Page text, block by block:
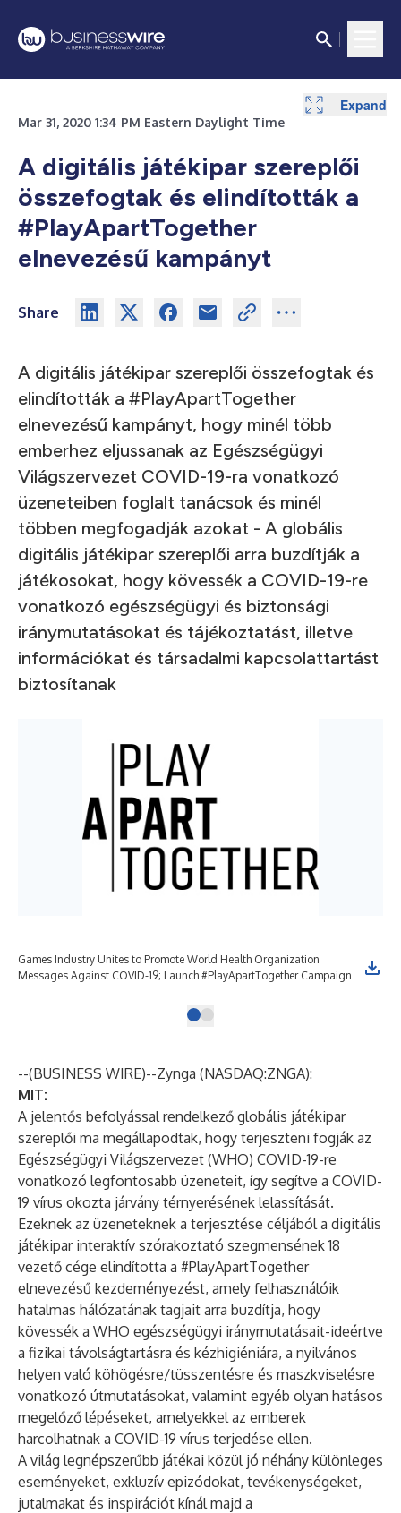
Mar 31, 2020 1:34 PM Eastern Daylight Time
A digitális játékipar szereplői
összefogtak és elindították a
#PlayApartTogether
elnevezésű kampányt
Share
A digitális játékipar szereplői összefogtak és
elindították a #PlayApartTogether
elnevezésű kampányt, hogy minél több
emberhez eljussanak az Egészségügyi
Világszervezet COVID-19-ra vonatkozó
üzeneteiben foglalt tanácsok és minél
többen megfogadják azokat - A globális
digitális játékipar szereplői arra buzdítják a
játékosokat, hogy kövessék a COVID-19-re
vonatkozó egészségügyi és biztonsági
iránymutatásokat és tájékoztatást, illetve
információkat és társadalmi kapcsolattartást
biztosítanak
Games Industry Unites to Promote World Health Organization
Messages Against COVID-19; Launch #PlayApartTogether Campaign
--(BUSINESS WIRE)--Zynga (NASDAQ:ZNGA):
MIT:
A jelentős befolyással rendelkező globális játékipar
szereplői ma megállapodtak, hogy terjeszteni fogják az
Egészségügyi Világszervezet (WHO) COVID-19-re
vonatkozó legfontosabb üzeneteit, így segítve a COVID-
19 vírus okozta járvány térnyerésének lelassítását.
Ezeknek az üzeneteknek a terjesztése céljából a digitális
játékipar interaktív szórakoztató szegmensének 18
vezető cége elindította a #PlayApartTogether
elnevezésű kezdeményezést, amely felhasználóik
hatalmas hálózatának tagjait arra buzdítja, hogy
kövessék a WHO egészségügyi iránymutatásait-ideértve
a fizikai távolságtartásra és kézhigiéniára, a nyilvános
helyen való köhögésre/tüsszentésre és maszkviselésre
vonatkozó útmutatásokat, valamint egyéb olyan hatásos
megelőző lépéseket, amelyekkel az emberek
harcolhatnak a COVID-19 vírus terjedése ellen.
A világ legnépszerűbb játékai közül jó néhány különleges
eseményeket, exkluzív epizódokat, tevékenységeket,
jutalmakat és inspirációt kínál majd a
Expand